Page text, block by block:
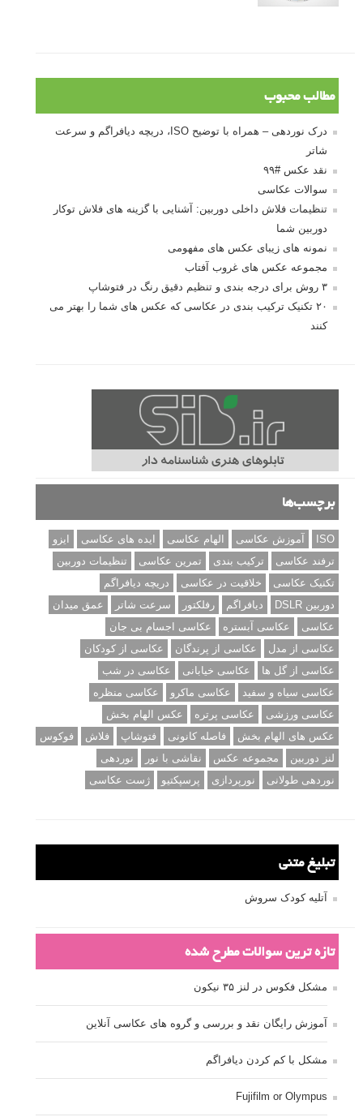
مطالب محبوب
درک نوردهی – همراه با توضیح ISO، دریچه دیافراگم و سرعت
شاتر
نقد عکس #۹۹
سوالات عکاسی
تنظیمات فلاش داخلی دوربین: آشنایی با گزینه های فلاش توکار
دوربین شما
نمونه های زیبای عکس های مفهومی
مجموعه عکس های غروب آفتاب
۳ روش برای درجه بندی و تنظیم دقیق رنگ در فتوشاپ
۲۰ تکنیک ترکیب بندی در عکاسی که عکس های شما را بهتر می
کنند
برچسب‌ها
ISO آموزش عکاسی الهام عکاسی ایده های عکاسی
ایزو
ترفند عکاسی
ترکیب بندی تمرین عکاسی
تنظیمات دوربین
تکنیک عکاسی
خلاقیت در عکاسی
دریچه دیافراگم
دوربین DSLR
دیافراگم رفلکتور سرعت شاتر
عمق میدان
عکاسی
عکاسی آبستره
عکاسی اجسام بی جان
عکاسی از مدل
عکاسی از پرندگان
عکاسی از کودکان
عکاسی از گل ها
عکاسی خیابانی
عکاسی در شب
عکاسی سیاه و سفید
عکاسی ماکرو
عکاسی منظره
عکاسی ورزشی
عکاسی پرتره
عکس الهام بخش
عکس های الهام بخش
فاصله کانونی فتوشاپ فلاش
فوکوس
لنز دوربین
مجموعه عکس نقاشی با نور
نوردهی
نوردهی طولانی
نورپردازی پرسپکتیو ژست عکاسی
تبلیغ متنی
آتلیه کودک سروش
تازه ترین سوالات مطرح شده
مشکل فکوس در لنز ۳۵ نیکون
آموزش رایگان نقد و بررسی و گروه های عکاسی آنلاین
مشکل با کم کردن دیافراگم
Fujifilm or Olympus